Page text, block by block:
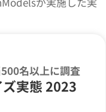
名以上に調査
実態 2023